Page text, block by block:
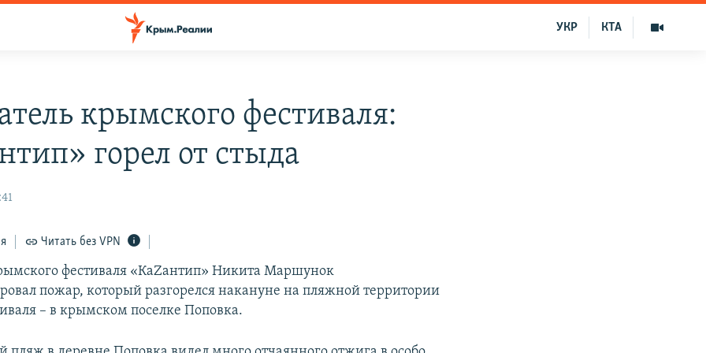
КТА
УКР
крымского фестиваля:
горел от стыда
Читать без VPN
фестиваля «КаZантип» Никита Маршунок
пожар, который разгорелся накануне на пляжной территории
– в крымском поселке Поповка.